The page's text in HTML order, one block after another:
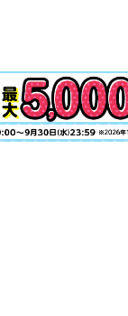
自信をくれる、
オシャレな人から
夏の“さっと羽織